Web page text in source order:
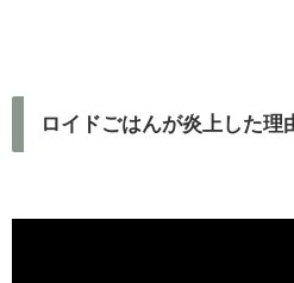
ロイドごはんが炎上した理